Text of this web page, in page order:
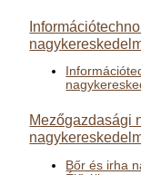
Mezőgazdasági
Bőr és irha